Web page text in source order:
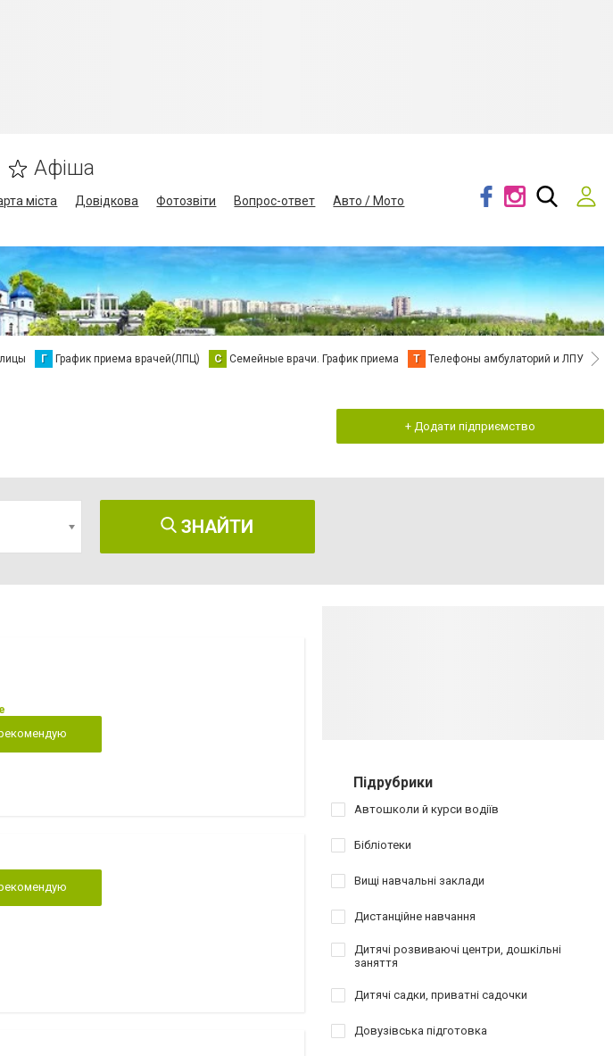
Афіша
міста Довідкова Фотозвіти Вопрос-ответ
Авто / Мото
Г График приема врачей(ЛПЦ) С Семейные врачи. График приема Т Телефоны амбулаторий и ЛПУ В
+ Додати підприємство
ЗНАЙТИ
офис 14
Підрубрики
Автошколи й курси водіїв
Бібліотеки
Вищі навчальні заклади
Дистанційне навчання
Дитячі розвиваючі центри, дошкільні
заняття
Дитячі садки, приватні садочки
Довузівська підготовка